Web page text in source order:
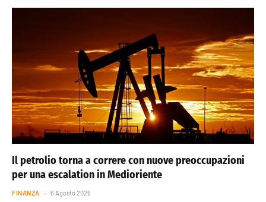
Il petrolio torna a correre con nuove preoccupazioni
per una escalation in Medioriente
FINANZA 6 Agosto 2026